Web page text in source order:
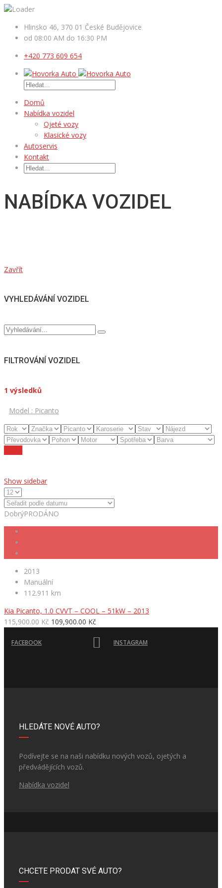
Hlinsko 46, 370 01 České Budějovice
od 08:00 AM do 16:30 PM
+420 773 609 654
Domů
Nabídka vozidel
Ojeté vozy
Klasické vozy
Autoservis
Kontakt
NABÍDKA VOZIDEL
Zavřít
VYHLEDÁVÁNÍ VOZIDEL
FILTROVÁNÍ VOZIDEL
1 výsledků
Model : Picanto
Show sidebar
DobrýPRODÁNO
2013
Manuální
112.911 km
Kia Picanto, 1.0 CVVT – COOL – 51kW – 2013
115,900.00 Kč 109,900.00 Kč
FACEBOOK INSTAGRAM
HLEDÁTE NOVÉ AUTO?
Podívejte se na naši nabídku nových vozů, ojetých a
předvádějících vozů.
Nabídka vozidel
CHCETE PRODAT SVÉ AUTO?